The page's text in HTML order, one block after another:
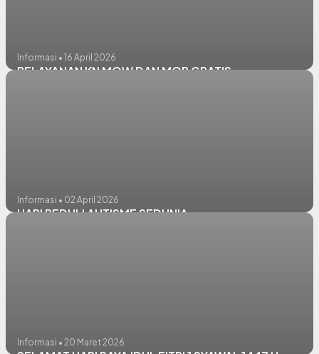
Informasi • 16 April 2026
PELAYANAN KN MOW DAN MOP GRATIS
Informasi • 02 April 2026
HARI PEDULI AUTISME SEDUNIA
Informasi • 20 Maret 2026